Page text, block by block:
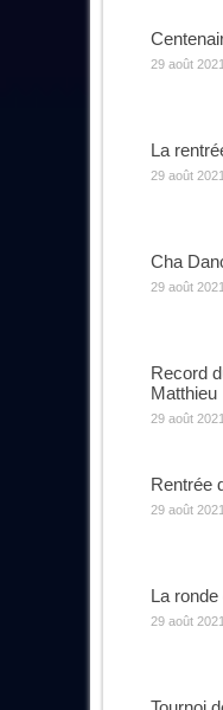
29 août 2021
La
29 août 2021
Cha
29 août 2021
Record
Matthieu
29 août 2021
Rentrée
29 août 2021
La
29 août 2021